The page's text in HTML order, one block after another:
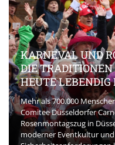
KARNEVAL UND
DIE TRADITIONEN
HEUTE LEBENDIG
Mehr als 700.000 Menschen
Comitee Düsseldorfer
Rosenmontagszug in
moderner Eventkultur und